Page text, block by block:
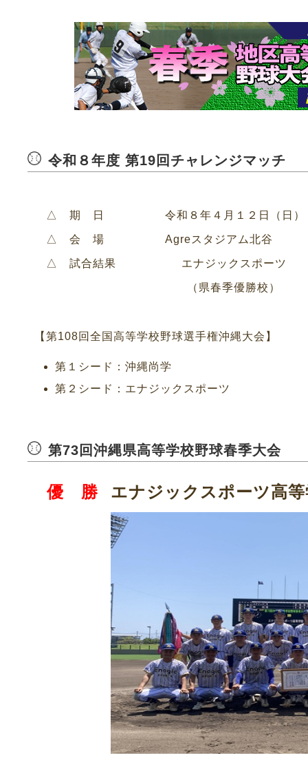
令和８年度 第19回チャレンジマッチ
△ 期 日 令和８年４月１２日（日）
△ 会 場 Agreスタジアム北谷
△ 試合結果 エナジックスポーツ
（県春季優勝校）
【第108回全国高等学校野球選手権沖縄大会】
第１シード：沖縄尚学
第２シード：エナジックスポーツ
第73回沖縄県高等学校野球春季大会
優 勝 エナジックスポーツ高